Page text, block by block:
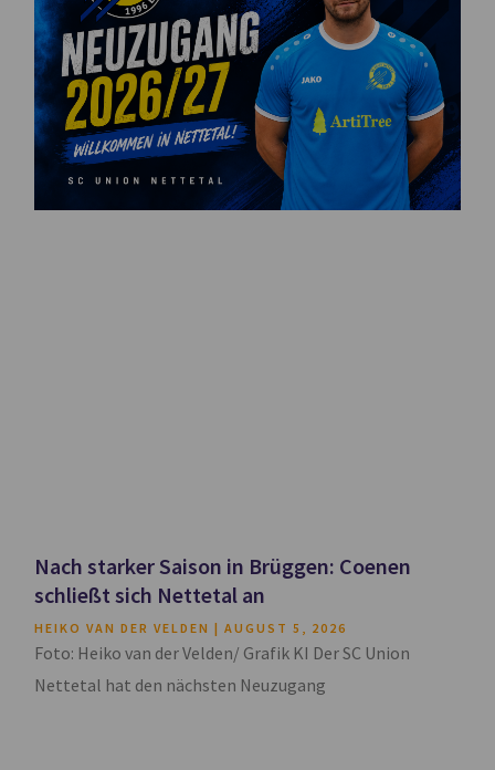
Nach starker Saison in Brüggen: Coenen
schließt sich Nettetal an
HEIKO VAN DER VELDEN AUGUST 5, 2026
Foto: Heiko van der Velden/ Grafik KI Der SC Union
Nettetal hat den nächsten Neuzugang